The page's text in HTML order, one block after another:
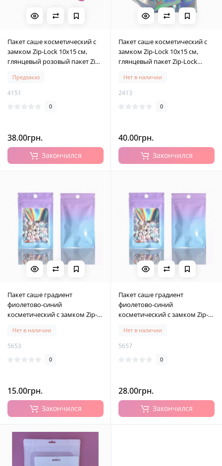
Пакет саше косметический с
замком Zip-Lock 10х15 см,
глянцевый розовый пакет Zip-
Предзаказ
4151
0
38.00грн.
Закончился
Пакет саше косметический с
замком Zip-Lock 10х15 см,
глянцевый пакет Zip-Lock
Нет в наличии
2413
0
40.00грн.
Закончился
Пакет саше градиент
фиолетово-синий
косметический с замком Zip-
10 шт
Нет в наличии
5653
0
15.00грн.
Закончился
Пакет саше градиент
фиолетово-синий
косметический с замком Zip-
10 шт
Нет в наличии
5657
0
28.00грн.
Закончился